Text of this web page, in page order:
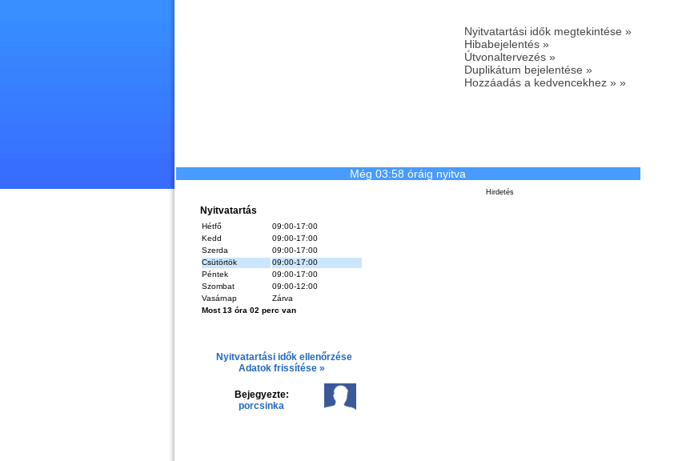
Nyitvatartási idők megtekintése »
Hibabejelentés »
Útvonaltervezés »
Duplikátum bejelentése »
Hozzáadás a kedvencekhez » »
Még 03:58 óráig nyitva
Hirdetés
Nyitvatartás
Hétfő
09:00-17:00
Kedd
09:00-17:00
Szerda
09:00-17:00
Csütörtök
09:00-17:00
Péntek
09:00-17:00
Szombat
09:00-12:00
Vasárnap
Zárva
Most 13 óra 02 perc van
Nyitvatartási idők ellenőrzése
Adatok frissítése »
Bejegyezte:
porcsinka